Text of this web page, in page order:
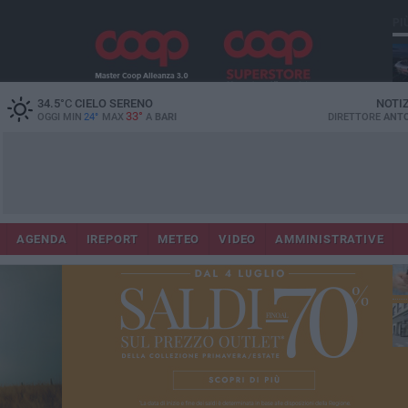
34.5°CCIELO SERENO
OGGI MIN 24° MAX 33° A BARI DIRETTORE
AGENDA IREPORT METEO VIDEO AMMINISTRATIVE